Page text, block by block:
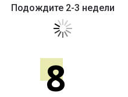
Подождите 2-3 недели
8